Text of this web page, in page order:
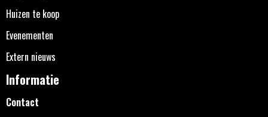
Huizen te koop
Evenementen
Extern nieuws
Informatie
Contact